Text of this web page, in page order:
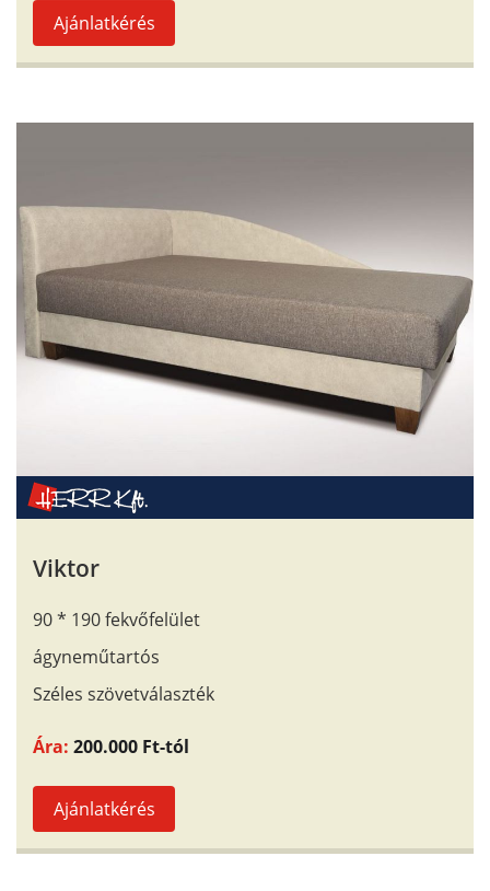
Ajánlatkérés
Viktor
90 * 190 fekvőfelület
ágyneműtartós
Széles szövetválaszték
Ára: 200.000 Ft-tól
Ajánlatkérés